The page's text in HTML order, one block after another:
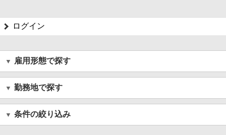
ログイン
雇用形態で探す
勤務地で探す
条件の絞り込み